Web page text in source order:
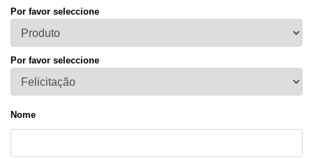
Por favor seleccione
Por favor seleccione
Nome